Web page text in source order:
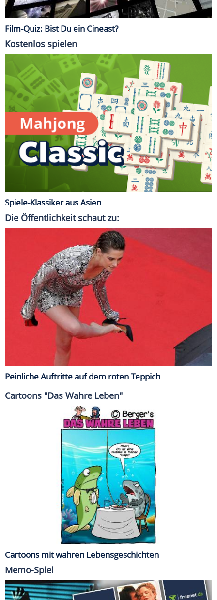
Film-Quiz: Bist Du ein Cineast?
Kostenlos spielen
Spiele-Klassiker aus Asien
Die Öffentlichkeit schaut zu:
Peinliche Auftritte auf dem roten Teppich
Cartoons "Das Wahre Leben"
Cartoons mit wahren Lebensgeschichten
Memo-Spiel